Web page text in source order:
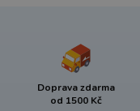
Doprava zdarma
od 1500 Kč